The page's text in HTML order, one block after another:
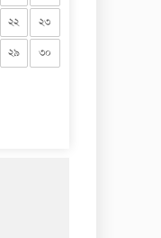
২২
২৩
২৯
৩০